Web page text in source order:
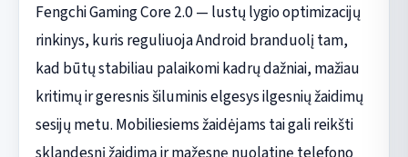
Fengchi Gaming Core 2.0 — lustų lygio optimizacijų
rinkinys, kuris reguliuoja Android branduolį tam,
kad būtų stabiliau palaikomi kadrų dažniai, mažiau
kritimų ir geresnis šiluminis elgesys ilgesnių žaidimų
sesijų metu. Mobiliesiems žaidėjams tai gali reikšti